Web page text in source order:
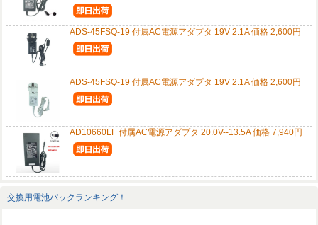
ADS-45FSQ-19 付属AC電源アダプタ 19V 2.1A 価格 2,600円
ADS-45FSQ-19 付属AC電源アダプタ 19V 2.1A 価格 2,600円
AD10660LF 付属AC電源アダプタ 20.0V--13.5A 価格 7,940円
交換用電池パックランキング！